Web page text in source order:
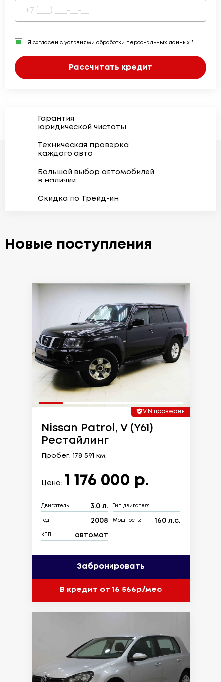
Я согласен с условиями обработки персональных данных *
Рассчитать кредит
Гарантия
юридической чистоты
Техническая проверка
каждого авто
Большой выбор автомобилей
в наличии
Скидка по Трейд-ин
Новые поступления
VIN проверен
Nissan Patrol, V (Y61)
Рестайлинг
Пробег: 178 591 км.
Цена: 1 176 000 р.
Двигатель: 3.0 л. Тип двигателя:
Год: 2008 Мощность: 160 л.с.
КПП: автомат
Забронировать
В кредит от 16 566р/мес